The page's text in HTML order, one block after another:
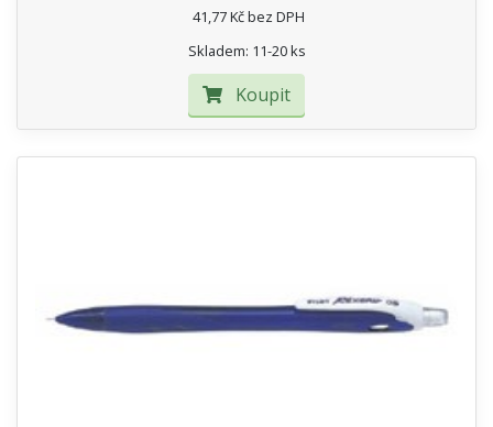
41,77 Kč bez DPH
Skladem: 11-20 ks
Koupit